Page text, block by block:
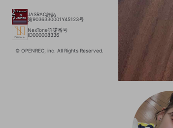
JASRAC許諾
第9036330001Y45123号
NexTone許諾番号
ID000008336
© OPENREC, inc. All Rights Reserved.